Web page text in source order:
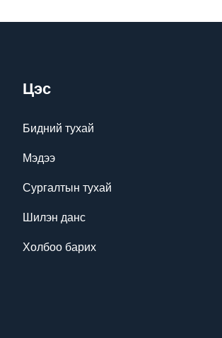
Цэс
Бидний тухай
Мэдээ
Сургалтын тухай
Шилэн данс
Холбоо барих